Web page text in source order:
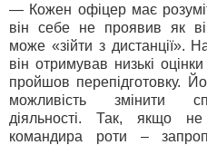
— Кожен офіцер має
він себе не проявив як
може «зійти з дистанції».
він отримував низькі
пройшов перепідготовку.
можливість змінити
діяльності. Так, якщо
командира роти –